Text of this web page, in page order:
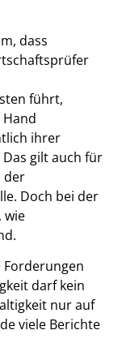
dass
führt,
ihrer
gilt auch für
der
Doch bei der
wie
Forderungen
darf kein
nur auf
viele Berichte